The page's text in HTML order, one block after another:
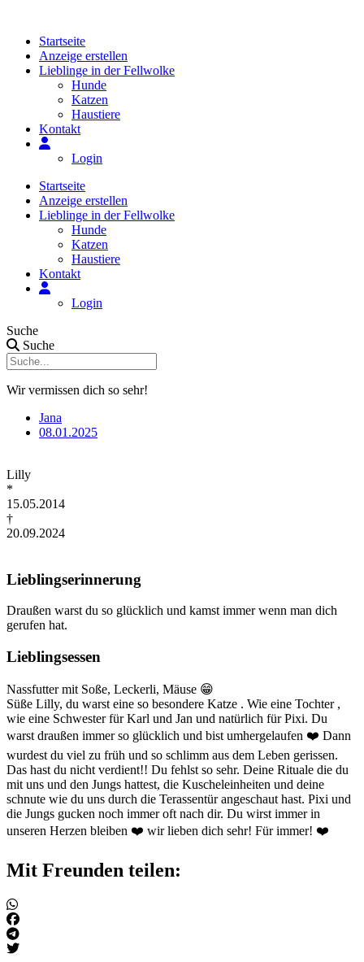
springenStartseite
Anzeige erstellen
Lieblinge in der Fellwolke
Hunde
Katzen
Haustiere
Kontakt
Login
Startseite
Anzeige erstellen
Lieblinge in der Fellwolke
Hunde
Katzen
Haustiere
Kontakt
Login
Suche
Suche
Wir vermissen dich so sehr!
Jana
08.01.2025
Lilly
*
15.05.2014
†
20.09.2024
Lieblingserinnerung
Draußen warst du so glücklich und kamst immer wenn man dich
gerufen hat.
Lieblingsessen
Nassfutter mit Soße, Leckerli, Mäuse 😁
Süße Lilly, du warst eine so besondere Katze . Wie eine Tochter ,
wie eine Schwester für Karl und Jan und natürlich für Pixi. Du
warst draußen immer so glücklich und bist umhergelaufen ❤️ Dann
wurdest du viel zu früh und so schlimm aus dem Leben gerissen.
Das hast du nicht verdient!! Du fehlst so sehr. Deine Rituale die du
mit uns und den Jungs hattest, die Kuscheleinheiten und deine
schnute wie du uns durch die Terassentür angeschaut hast. Pixi und
die Jungs gucken noch immer oft nach dir. Du wirst immer in
unseren Herzen bleiben ❤️ wir lieben dich sehr! Für immer! ❤️
Mit Freunden teilen: